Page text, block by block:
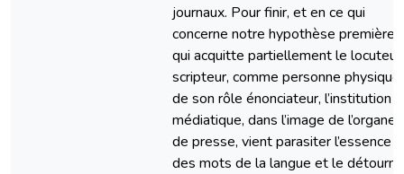
journaux. Pour finir, et en ce qui
concerne notre hypothèse première
qui acquitte partiellement le locuteur
scripteur, comme personne physique,
de son rôle énonciateur, l’institution
médiatique, dans l’image de l’organe
de presse, vient parasiter l’essence
des mots de la langue et le